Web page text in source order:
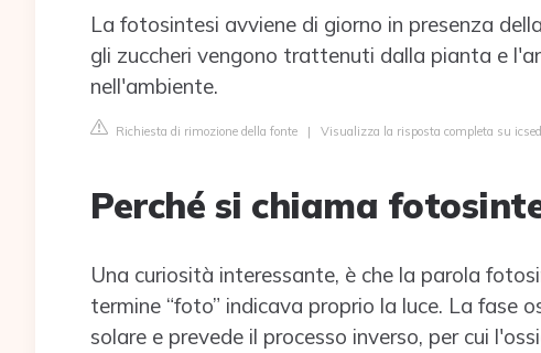
La fotosintesi avviene di giorno in presenza
gli zuccheri vengono trattenuti dalla pianta e
nell'ambiente.
Richiesta di rimozione della fonte | Visualizza la risposta completa su
Perché si chiama
Una curiosità interessante, è che la parola
termine “foto” indicava proprio la luce. La fase
solare e prevede il processo inverso, per cui